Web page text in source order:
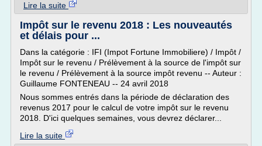
Lire la suite
Impôt sur le revenu 2018 : Les nouveautés
et délais pour ...
Dans la catégorie : IFI (Impot Fortune Immobiliere) / Impôt /
Impôt sur le revenu / Prélèvement à la source de l'impôt sur
le revenu / Prélèvement à la source impôt revenu -- Auteur :
Guillaume FONTENEAU -- 24 avril 2018
Nous sommes entrés dans la période de déclaration des
revenus 2017 pour le calcul de votre impôt sur le revenu
2018. D'ici quelques semaines, vous devrez déclarer...
Lire la suite